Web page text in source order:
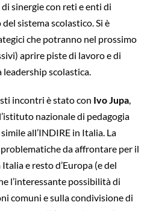
sinergie con reti e enti di
sistema scolastico. Si è
che potranno nel prossimo
aprire piste di lavoro e di
scolastica.
incontri è stato con Ivo Jupa,
nazionale di pedagogia
all’INDIRE in Italia. La
da affrontare per il
e resto d’Europa (e del
l’interessante possibilità di
comuni e sulla condivisione di